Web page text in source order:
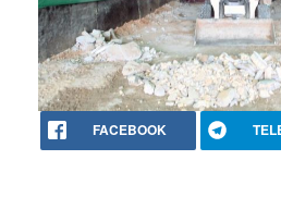
FACEBOOK